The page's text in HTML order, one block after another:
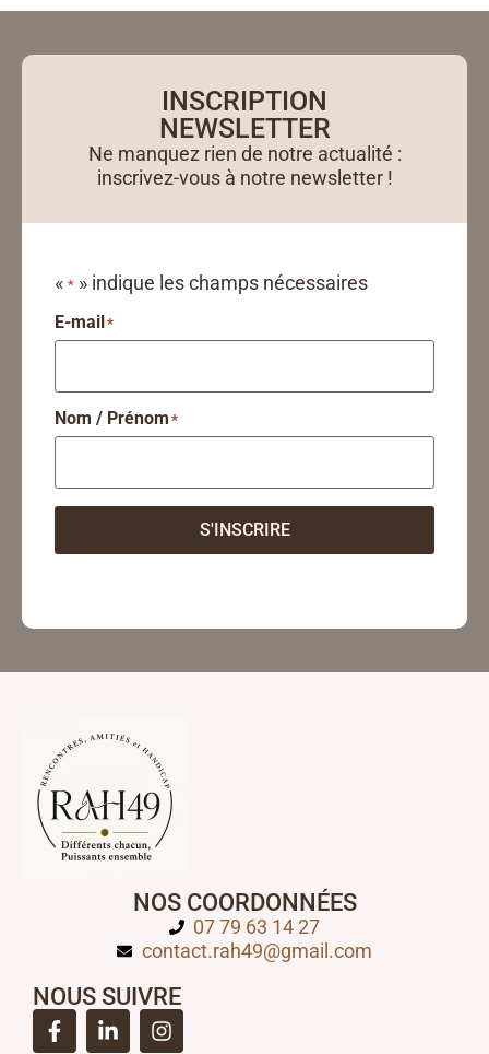
INSCRIPTION
NEWSLETTER
Ne manquez rien de notre actualité :
inscrivez-vous à notre newsletter !
« * » indique les champs nécessaires
E-mail*
Nom / Prénom *
S'INSCRIRE
NOS COORDONNÉES
07 79 63 14 27
contact.rah49@gmail.com
NOUS SUIVRE